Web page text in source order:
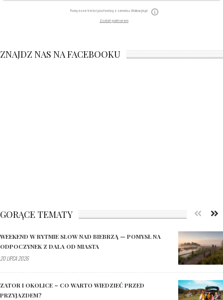
Powyższe treści pochodzą z serwisu Wakacje.pl
Zostań partnerem
ZNAJDZ NAS NA FACEBOOKU
GORĄCE TEMATY
WEEKEND W RYTMIE SLOW NAD BIEBRZĄ — POMYSŁ NA
ODPOCZYNEK Z DALA OD MIASTA
20 LIPCA 2026
ZATOR I OKOLICE – CO WARTO WIEDZIEĆ PRZED
PRZYJAZDEM?